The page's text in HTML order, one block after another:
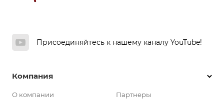
Присоединяйтесь к нашему каналу YouTube!
Компания
О компании
Партнеры